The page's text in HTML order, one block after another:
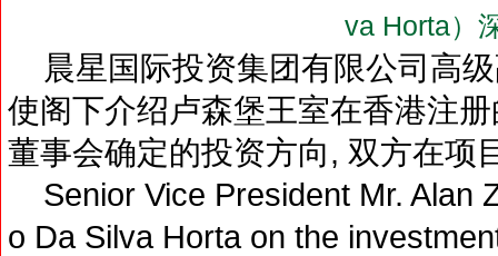
va Horta）
晨星国际投资集团有限公司高
使阁下介绍卢森堡王室在香港注
董事会确定的投资方向, 双方在项
Senior Vice President Mr. Alan
o Da Silva Horta on the